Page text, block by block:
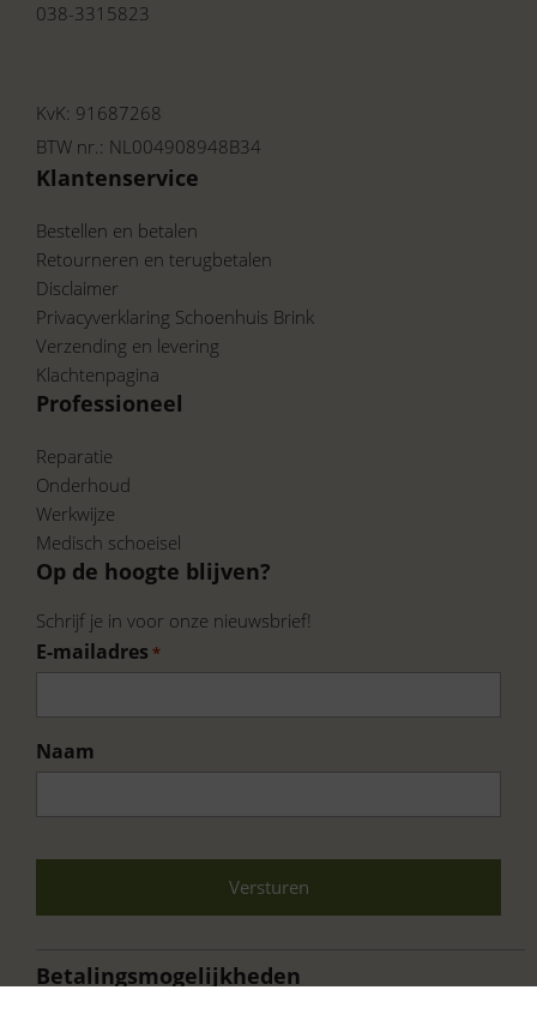
038-3315823
KvK: 91687268
BTW nr.: NL004908948B34
Klantenservice
Bestellen en betalen
Retourneren en terugbetalen
Disclaimer
Privacyverklaring Schoenhuis Brink
Verzending en levering
Klachtenpagina
Professioneel
Reparatie
Onderhoud
Werkwijze
Medisch schoeisel
Op de hoogte blijven?
Schrijf je in voor onze nieuwsbrief!
E-mailadres *
Naam
CAPTCHA
Betalingsmogelijkheden